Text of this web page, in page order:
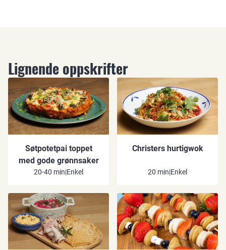
Lignende oppskrifter
Søtpotetpai toppet
med gode grønnsaker
20-40 min|Enkel
Christers hurtigwok
20 min|Enkel